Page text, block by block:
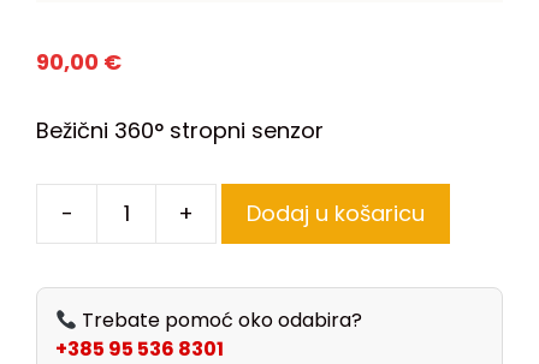
90,00 €
Bežični 360° stropni senzor
- + Dodaj u košaricu
Trebate pomoć oko odabira?
+385 95 536 8301